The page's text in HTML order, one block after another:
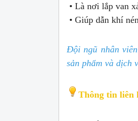
• Là nơi lắp van
• Giúp dẫn khí
Đội ngũ nhân
sản phẩm và dịch
Thông tin liên